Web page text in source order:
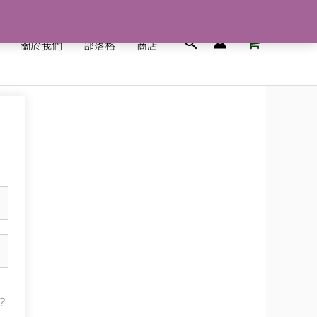
關於我們 部落格 商店
搜